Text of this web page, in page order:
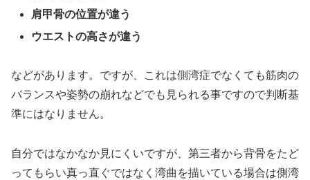
肩甲骨の位置が違う
ウエストの高さが違う
などがあります。ですが、これは側湾症でなくても筋肉の
バランスや姿勢の崩れなどでも見られる事ですので判断基
準にはなりません。
自分ではなかなか見にくいですが、第三者から背骨をたど
ってもらい真っ直ぐではなく湾曲を描いている場合は側湾